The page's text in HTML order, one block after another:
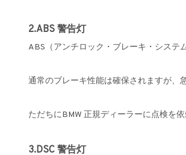
2.ABS 警告灯
ABS（アンチロック・ブレーキ・システ
通常のブレーキ性能は確保されますが、
ただちにBMW 正規ディーラーに点検を依
3.DSC 警告灯